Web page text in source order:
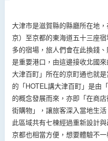
大津市是滋賀縣的縣廳所在地
京）至京都的東海道五十三座
多的宿場，旅人們會在此換錢
是重要港口，由這邊接收北國
大津百町」所在的京町通也就
的「HOTEL講大津百町」是由
的概念發展而來，亦即「在商
街購物」，讓旅客深入當地生
此區域共有七棟經過重新設計
京都也相當方便，想要體驗不